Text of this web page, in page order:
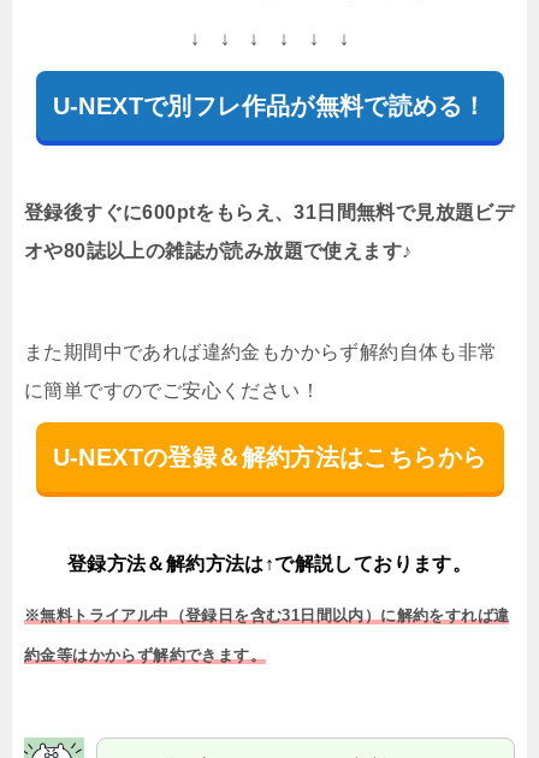
↓ ↓ ↓ ↓ ↓ ↓
U-NEXTで別フレ作品が無料で読める！
登録後すぐに600ptをもらえ、31日間無料で見放題ビデ
オや80誌以上の雑誌が読み放題で使えます♪
また期間中であれば違約金もかからず解約自体も非常
に簡単ですのでご安心ください！
U-NEXTの登録＆解約方法はこちらから
登録方法＆解約方法は↑で解説しております。
※無料トライアル中（登録日を含む31日間以内）に解約をすれば違
約金等はかからず解約できます。